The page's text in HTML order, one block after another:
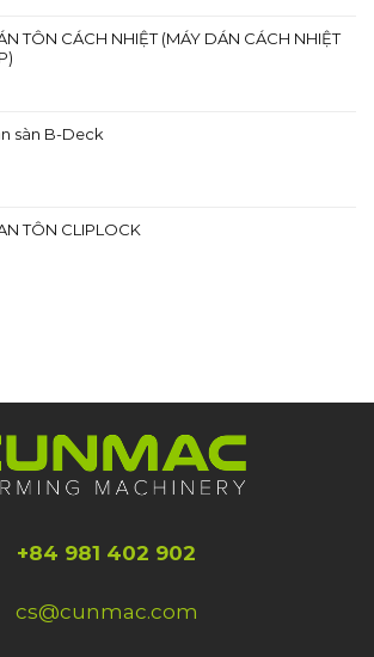
TÔN CÁCH NHIỆT (MÁY DÁN CÁCH NHIỆT
sàn B-Deck
TÔN CLIPLOCK
+84 981 402 902
cs@cunmac.com